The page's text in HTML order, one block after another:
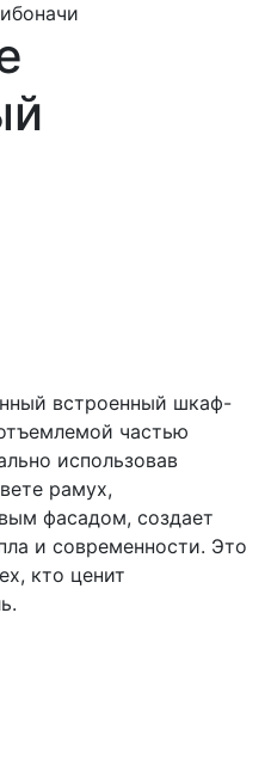
встроенный шкаф-
частью
использовав
рамух,
фасадом, создает
и современности. Это
кто ценит